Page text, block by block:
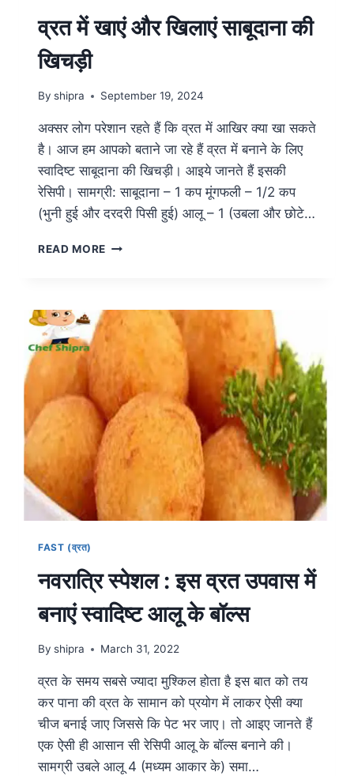
व्रत में खाएं और खिलाएं साबूदाना की
खिचड़ी
By shipra September 19, 2024
अक्सर लोग परेशान रहते हैं कि व्रत में आखिर क्या खा सकते
है। आज हम आपको बताने जा रहे हैं व्रत में बनाने के लिए
स्वादिष्ट साबूदाना की खिचड़ी। आइये जानते हैं इसकी
रेसिपी। सामग्री: साबूदाना – 1 कप मूंगफली – 1/2 कप
(भुनी हुई और दरदरी पिसी हुई) आलू – 1 (उबला और छोटे…
READ MORE
FAST (व्रत)
नवरात्रि स्पेशल : इस व्रत उपवास में
बनाएं स्वादिष्ट आलू के बॉल्स
By shipra March 31, 2022
व्रत के समय सबसे ज्यादा मुश्किल होता है इस बात को तय
कर पाना की व्रत के सामान को प्रयोग में लाकर ऐसी क्या
चीज बनाई जाए जिससे कि पेट भर जाए। तो आइए जानते हैं
एक ऐसी ही आसान सी रेसिपी आलू के बॉल्स बनाने की।
सामग्री उबले आलू 4 (मध्यम आकार के) समा…